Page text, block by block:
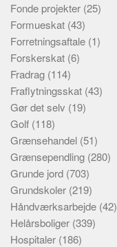
Fonde projekter (25)
Formueskat (43)
Forretningsaftale (1)
Forskerskat (6)
Fradrag (114)
Fraflytningsskat (43)
Gør det selv (19)
Golf (118)
Grænsehandel (51)
Grænsependling (280)
Grunde jord (703)
Grundskoler (219)
Håndværksarbejde (42)
Helårsboliger (339)
Hospitaler (186)